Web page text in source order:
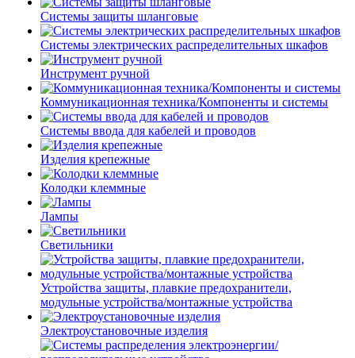
Системы защиты шланговые
Системы электрических распределительных шкафов
Инструмент ручной
Коммуникационная техника/Компоненты и системы
Системы ввода для кабелей и проводов
Изделия крепежные
Колодки клеммные
Лампы
Светильники
Устройства защиты, плавкие предохранители,
модульные устройства/монтажные устройства
Электроустановочные изделия